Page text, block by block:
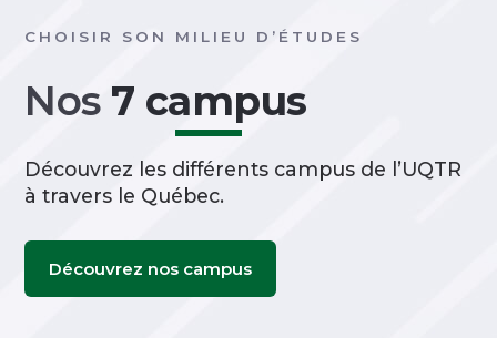
CHOISIR SON MILIEU D’ÉTUDES
Nos 7 campus
Découvrez les différents campus de l’UQTR
à travers le Québec.
Découvrez nos campus